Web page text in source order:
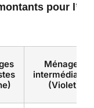
pour
Ménages
intermédiaires
(Violet)